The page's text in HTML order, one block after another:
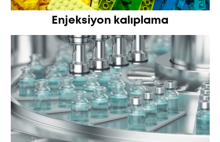
Enjeksiyon kalıplama